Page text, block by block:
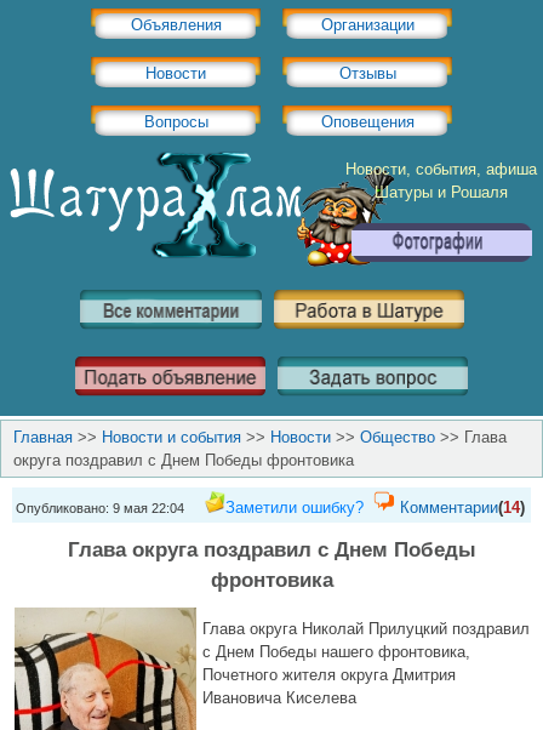
Объявления Организации
Новости Отзывы
Вопросы Оповещения
Новости, события, афиша
Шатуры и Рошаля
Главная >> Новости и события >> Новости >> Общество >> Глава
округа поздравил с Днем Победы фронтовика
Опубликовано: 9 мая 22:04 Заметили ошибку? Комментарии(14)
Глава округа поздравил с Днем Победы
фронтовика
Глава округа Николай Прилуцкий поздравил
с Днем Победы нашего фронтовика,
Почетного жителя округа Дмитрия
Ивановича Киселева